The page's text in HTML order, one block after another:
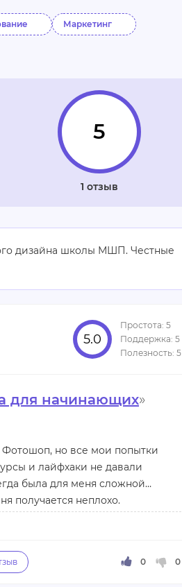
дизайна школы МШП. Честные
5.0
для начинающих»
Фотошоп, но все мои попытки
и лайфхаки не давали
была для меня сложной
получается неплохо.
позволил мне
важно. Кроме того,
Маркетинг
5
1 отзыв